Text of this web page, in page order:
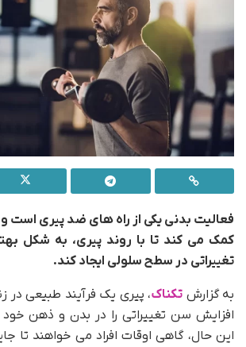
فعالیت بدنی یکی از راه های ضد پیری است
کمک می کند تا با روند پیری، به شکل
تغییراتی در سطح سلولی ایجاد کند.
به گزارش تکناک، پیری یک فرآیند طبیعی در
افزایش سن تغییراتی را در بدن و ذهن خود
این حال، گاهی اوقات افراد می خواهند تا